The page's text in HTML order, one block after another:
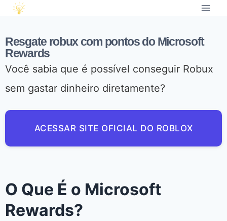
Resgate robux com pontos do Microsoft
Rewards
Você sabia que é possível conseguir Robux
sem gastar dinheiro diretamente?
ACESSAR SITE OFICIAL DO ROBLOX
O Que É o Microsoft
Rewards?